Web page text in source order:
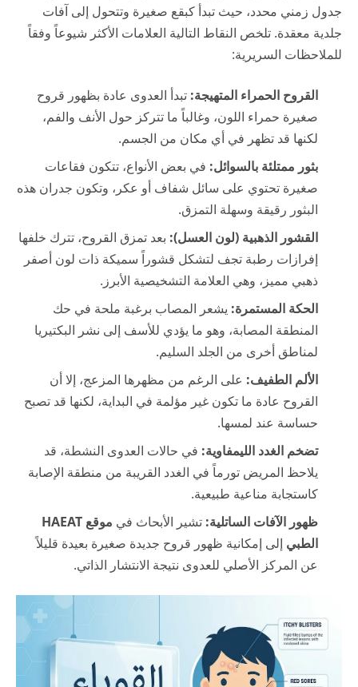
جدول زمني محدد، حيث تبدأ كبقع صغيرة وتتحول إلى آفات
جلدية معقدة. تلخص النقاط التالية العلامات الأكثر شيوعاً وفقاً
للملاحظات السريرية:
القروح الحمراء المتهيجة: تبدأ العدوى عادة بظهور قروح
صغيرة حمراء اللون، وغالباً ما تتركز حول الأنف والفم،
لكنها قد تظهر في أي مكان من الجسم.
بثور ممتلئة بالسوائل: في بعض الأنواع، تتكون فقاعات
صغيرة تحتوي على سائل شفاف أو عكر، وتكون جدران هذه
البثور رقيقة وسهلة التمزق.
القشور الذهبية (لون العسل): بعد تمزق القروح، تترك خلفها
إفرازات رطبة تجف لتشكل قشوراً سميكة ذات لون أصفر
ذهبي مميز، وهي العلامة التشخيصية الأبرز.
الحكة المستمرة: يشعر المصاب برغبة ملحة في حك
المنطقة المصابة، وهو ما يؤدي للأسف إلى نشر البكتيريا
لمناطق أخرى من الجلد السليم.
الألم الطفيف: على الرغم من مظهرها المزعج، إلا أن
القروح عادة ما تكون غير مؤلمة في البداية، لكنها قد تصبح
حساسة عند لمسها.
تضخم الغدد الليمفاوية: في حالات العدوى النشطة، قد
يلاحظ المريض تورماً في الغدد القريبة من منطقة الإصابة
كاستجابة مناعية طبيعية.
ظهور الآفات الساتلية: تشير الأبحاث في
موقع HAEAT
الطبي إلى إمكانية ظهور قروح جديدة صغيرة بعيدة قليلاً
عن المركز الأصلي للعدوى نتيجة الانتشار الذاتي.